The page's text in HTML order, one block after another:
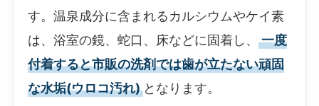
す。温泉成分に含まれるカルシウムやケイ素
は、浴室の鏡、蛇口、床などに固着し、
一度
付着すると市販の洗剤では歯が立たない頑固
な水垢(ウロコ汚れ)となります。